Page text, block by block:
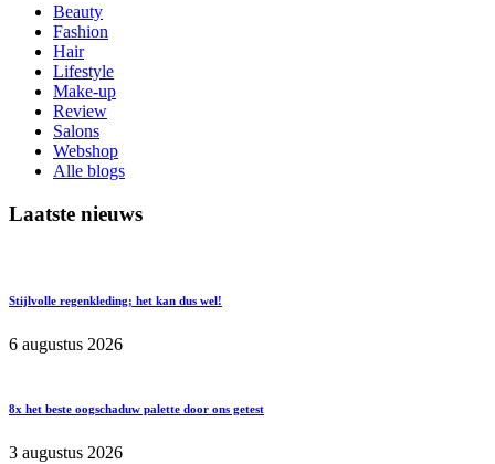
Beauty
Fashion
Hair
Lifestyle
Make-up
Review
Salons
Webshop
Alle blogs
Laatste nieuws
Stijlvolle regenkleding; het kan dus wel!
6 augustus 2026
8x het beste oogschaduw palette door ons getest
3 augustus 2026